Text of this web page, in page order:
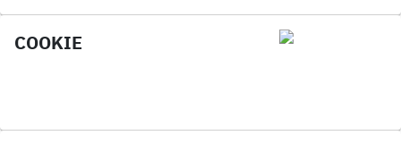
COOKIE